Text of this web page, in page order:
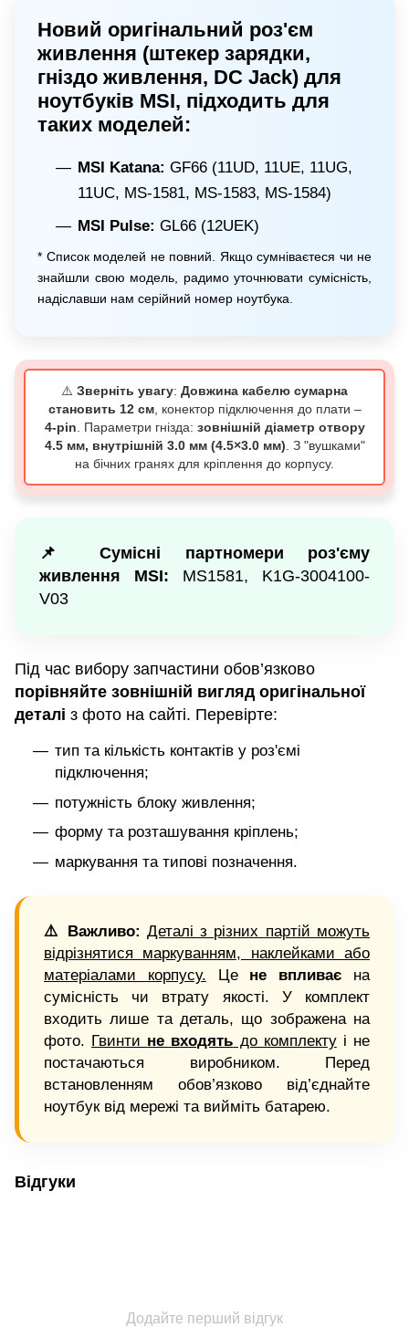
Новий оригінальний роз'єм
живлення (штекер зарядки,
гніздо живлення, DC Jack) для
ноутбуків MSI, підходить для
таких моделей:
MSI Katana: GF66 (11UD, 11UE, 11UG,
11UC, MS-1581, MS-1583, MS-1584)
MSI Pulse: GL66 (12UEK)
* Список моделей не повний. Якщо сумніваєтеся чи не
знайшли свою модель, радимо уточнювати сумісність,
надіславши нам серійний номер ноутбука.
⚠️ Зверніть увагу: Довжина кабелю сумарна
становить 12 см, конектор підключення до плати –
4-pin. Параметри гнізда: зовнішній діаметр отвору
4.5 мм, внутрішній 3.0 мм (4.5×3.0 мм). З "вушками"
на бічних гранях для кріплення до корпусу.
📌 Сумісні партномери роз'єму
живлення MSI: MS1581, K1G-3004100-
V03
Під час вибору запчастини обов’язково
порівняйте зовнішній вигляд оригінальної
деталі з фото на сайті. Перевірте:
тип та кількість контактів у роз'ємі
підключення;
потужність блоку живлення;
форму та розташування кріплень;
маркування та типові позначення.
⚠️ Важливо: Деталі з різних партій можуть
відрізнятися маркуванням, наклейками або
матеріалами корпусу. Це не впливає на
сумісність чи втрату якості. У комплект
входить лише та деталь, що зображена на
фото. Гвинти не входять до комплектуі не
постачаються виробником. Перед
встановленням обов’язково від’єднайте
ноутбук від мережі та вийміть батарею.
Відгуки
Додайте перший відгук